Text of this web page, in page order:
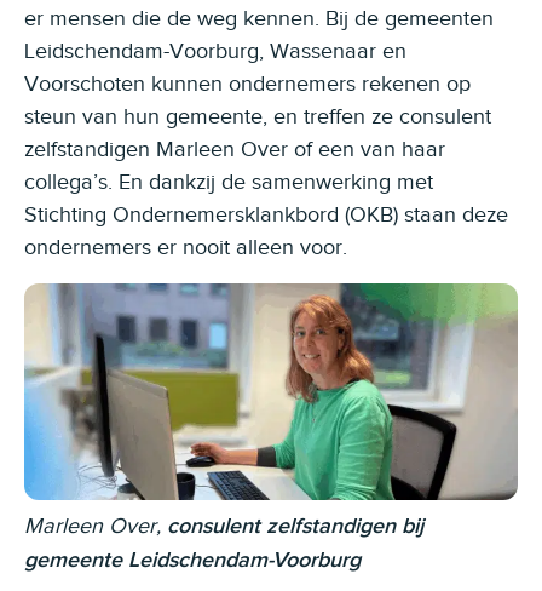
er mensen die de weg kennen. Bij de gemeenten
Leidschendam-Voorburg, Wassenaar en
Voorschoten kunnen ondernemers rekenen op
steun van hun gemeente, en treffen ze consulent
zelfstandigen Marleen Over of een van haar
collega’s. En dankzij de samenwerking met
Stichting Ondernemersklankbord (OKB) staan deze
ondernemers er nooit alleen voor.
Marleen Over, consulent zelfstandigen bij
gemeente Leidschendam-Voorburg